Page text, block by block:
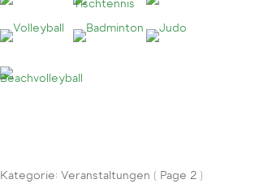
Kategorie: Veranstaltungen ( Page 2 )